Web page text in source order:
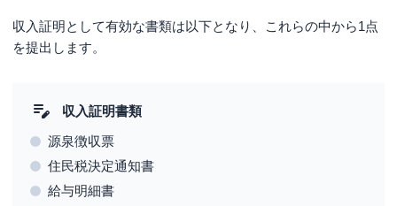
収入証明として有効な書類は以下となり、これらの中から1点
を提出します。
収入証明書類
源泉徴収票
住民税決定通知書
給与明細書